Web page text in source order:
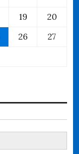
19
20
26
27